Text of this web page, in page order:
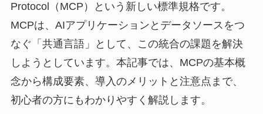
Protocol（MCP）という新しい標準規格です。
MCPは、AIアプリケーションとデータソースをつ
なぐ「共通言語」として、この統合の課題を解決
しようとしています。本記事では、MCPの基本概
念から構成要素、導入のメリットと注意点まで、
初心者の方にもわかりやすく解説します。